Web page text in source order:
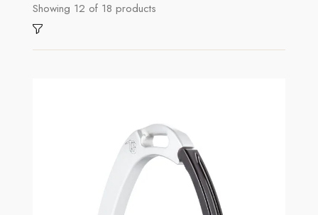
Showing 12 of 18 products